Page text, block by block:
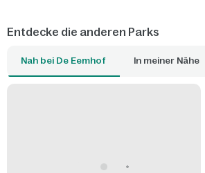
Entdecke die anderen Parks
Nah bei De Eemhof In meiner Nähe